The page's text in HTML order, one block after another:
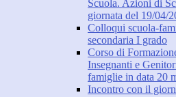
Scuola. Azioni di
giornata del 19/04/
Colloqui scuola-
secondaria I grado
Corso di
Insegnanti e
famiglie in data 20
Incontro con il